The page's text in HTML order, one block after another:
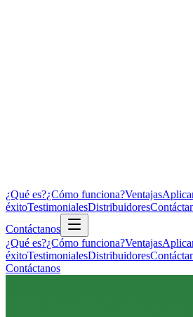
¿Qué es?¿Cómo funciona?Ventajas
éxitoTestimonialesDistribuidores
Contáctanos
¿Qué es?¿Cómo funciona?Ventajas
éxitoTestimonialesDistribuidores
Contáctanos